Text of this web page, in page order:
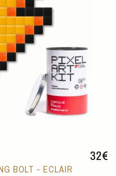
32€
BOLT - ECLAIR